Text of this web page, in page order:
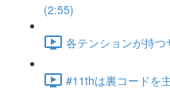
(2:55)
各テンションが持
#11thは裏コードを